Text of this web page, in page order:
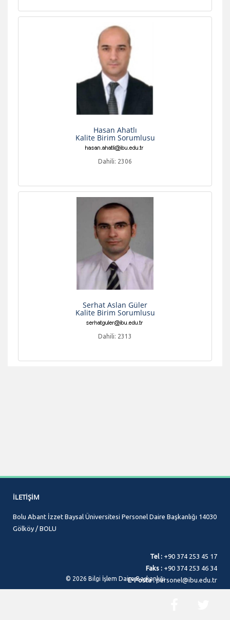
Hasan Ahatlı
Kalite Birim Sorumlusu
Dahili: 2306
Serhat Aslan Güler
Kalite Birim Sorumlusu
Dahili: 2313
İLETIŞIM
Bolu Abant İzzet Baysal Üniversitesi Personel Daire Başkanlığı 14030
Gölköy / BOLU
Tel : +90 374 253 45 17
Faks : +90 374 253 46 34
E-Posta :personel@ibu.edu.tr
© 2026 Bilgi İşlem Daire Başkanlığı